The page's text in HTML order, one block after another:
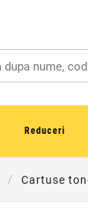
Reduceri
Cartuse